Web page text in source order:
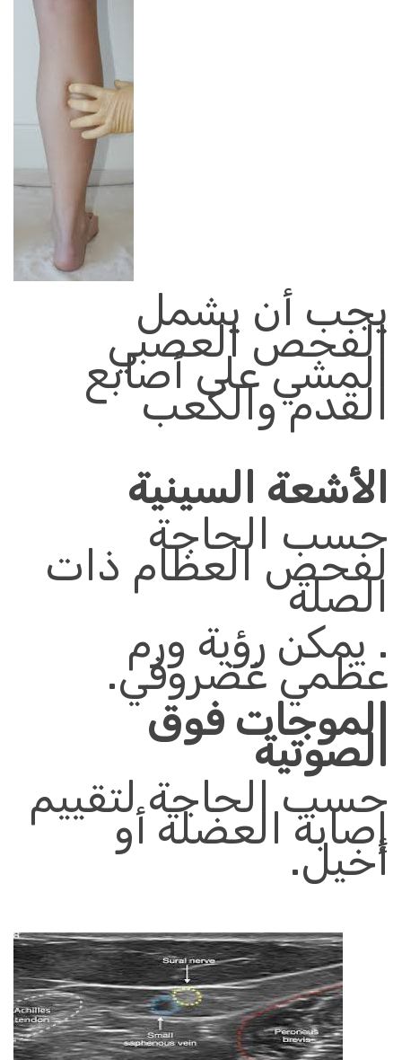
يجب أن يشمل
الفحص العصبي
المشي على أصابع
القدم والكعب
الأشعة السينية
حسب الحاجة
لفحص العظام ذات
الصلة
. يمكن رؤية ورم
عظمي غضروفي.
الموجات فوق
الصوتية
حسب الحاجة لتقييم
إصابةالعضلة أو
أخيل.